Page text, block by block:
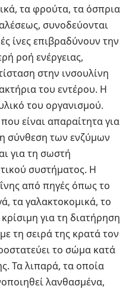
τα φρούτα, τα όσπρια
συνοδεύονται
ίνες επιβραδύνουν την
ροή ενέργειας,
στην ινσουλίνη
του εντέρου. Η
του οργανισμού.
είναι απαραίτητα για
σύνθεση των ενζύμων
για τη σωστή
συστήματος. Η
από πηγές όπως το
τα γαλακτοκομικά, το
για τη διατήρηση
τη σειρά της κρατά τον
το σώμα κατά
Τα λιπαρά, τα οποία
λανθασμένα,